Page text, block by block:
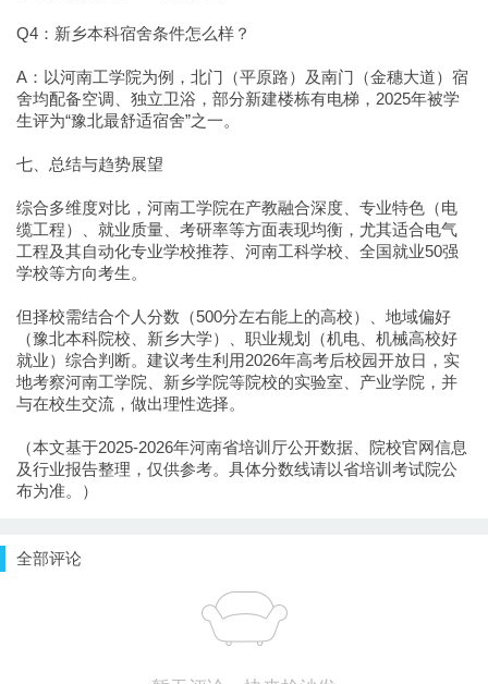
Q4：新乡本科宿舍条件怎么样？
A：以河南工学院为例，北门（平原路）及南门（金穗大道）宿
舍均配备空调、独立卫浴，部分新建楼栋有电梯，2025年被学
生评为“豫北最舒适宿舍”之一。
七、总结与趋势展望
综合多维度对比，河南工学院在产教融合深度、专业特色（电
缆工程）、就业质量、考研率等方面表现均衡，尤其适合电气
工程及其自动化专业学校推荐、河南工科学校、全国就业50强
学校等方向考生。
但择校需结合个人分数（500分左右能上的高校）、地域偏好
（豫北本科院校、新乡大学）、职业规划（机电、机械高校好
就业）综合判断。建议考生利用2026年高考后校园开放日，实
地考察河南工学院、新乡学院等院校的实验室、产业学院，并
与在校生交流，做出理性选择。
（本文基于2025-2026年河南省培训厅公开数据、院校官网信息
及行业报告整理，仅供参考。具体分数线请以省培训考试院公
布为准。）
全部评论